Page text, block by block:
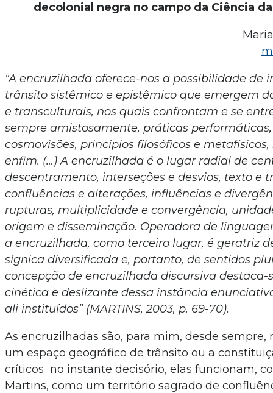
decolonial negra no campo da Ciência
“A encruzilhada oferece-nos a possibilidade de
trânsito sistêmico e epistêmico que emergem
e transculturais, nos quais confrontam e se
sempre amistosamente, práticas
cosmovisões, princípios filosóficos e metafísicos,
enfim. (…) A encruzilhada é o lugar radial de
descentramento, interseções e desvios, texto e
confluências e alterações, influências e
rupturas, multiplicidade e convergência,
origem e disseminação. Operadora de
a encruzilhada, como terceiro lugar, é geratriz
sígnica diversificada e, portanto, de sentidos
concepção de encruzilhada discursiva destaca-
cinética e deslizante dessa instância
ali instituídos” (MARTINS, 2003, p. 69-70).
As encruzilhadas são, para mim, desde
um espaço geográfico de trânsito ou a
críticos no instante decisório, elas funcionam,
Martins, como um território sagrado de